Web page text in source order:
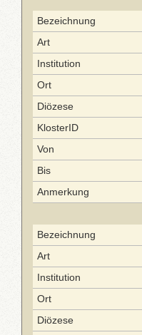
Bezeichnung
Art
Institution
Ort
Diözese
KlosterID
Von
Bis
Anmerkung
Bezeichnung
Art
Institution
Ort
Diözese